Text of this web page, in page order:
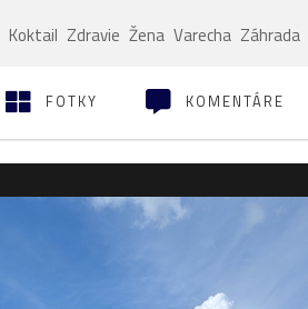
Koktail Zdravie Žena Varecha Záhrada
FOTKY KOMENTÁRE